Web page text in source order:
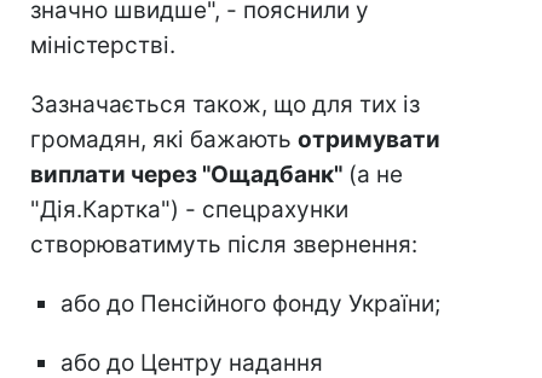
значно швидше", - пояснили у
міністерстві.
Зазначається також, що для тих із
громадян, які бажають отримувати
виплати через "Ощадбанк" (а не
"Дія.Картка") - спецрахунки
створюватимуть після звернення:
або до Пенсійного фонду України;
або до Центру надання